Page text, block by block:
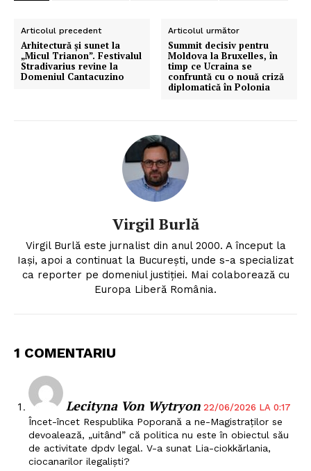
Articolul precedent
Arhitectură și sunet la
„Micul Trianon”. Festivalul
Stradivarius revine la
Domeniul Cantacuzino
Articolul următor
Summit decisiv pentru
Moldova la Bruxelles, în
timp ce Ucraina se
confruntă cu o nouă criză
diplomatică în Polonia
Virgil Burlă
Virgil Burlă este jurnalist din anul 2000. A început la
Iași, apoi a continuat la București, unde s-a specializat
ca reporter pe domeniul justiției. Mai colaborează cu
Europa Liberă România.
1 COMENTARIU
Lecityna Von Wytryon 22/06/2026 LA 0:17
Încet-încet Respublika Poporană a ne-Magistraților se
devoalează, „uitând” că politica nu este în obiectul său
de activitate dpdv legal. V-a sunat Lia-ciokkărlania,
ciocanarilor ilegaliști?